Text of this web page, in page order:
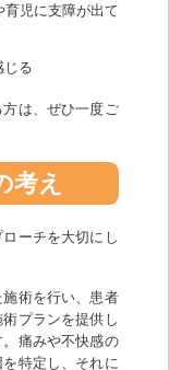
児に支障が出て
じる
は、ぜひ一度ご
考え
ーチを大切にし
術を行い、患者
プランを提供し
痛みや不快感の
特定し、それに